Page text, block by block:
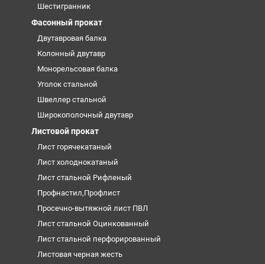
Шестигранник
Фасонный прокат
Двутавровая балка
Колонный двутавр
Монорельсовая балка
Уголок стальной
Швеллер стальной
Широкополочный двутавр
Листовой прокат
Лист горячекатаный
Лист холоднокатаный
Лист стальной Рифленый
Профнастил,Профлист
Просечно-вытяжной лист ПВЛ
Лист стальной Оцинкованный
Лист стальной перфорированный
Листовая черная жесть